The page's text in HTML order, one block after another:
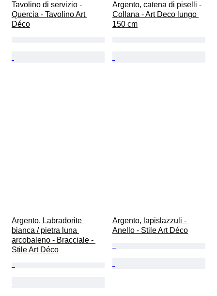
Tavolino di servizio -
Quercia - Tavolino Art
Déco
Argento, catena di piselli -
Collana - Art Deco lungo
150 cm
Argento, Labradorite
bianca / pietra luna
arcobaleno - Bracciale -
Stile Art Déco
Argento, lapislazzuli -
Anello - Stile Art Déco